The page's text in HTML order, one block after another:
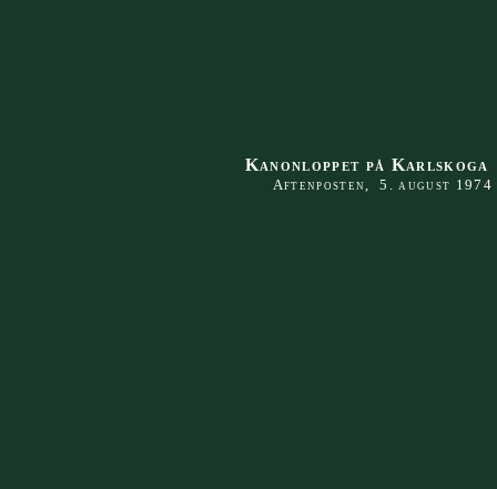
Kanonloppet på Karlskoga
Aftenposten, 5. august 1974